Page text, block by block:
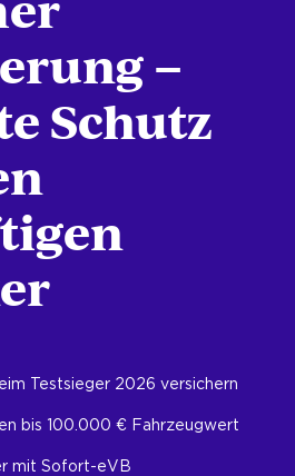
–
Schutz
Testsieger 2026 versichern
bis 100.000 € Fahrzeugwert
mit Sofort-eVB